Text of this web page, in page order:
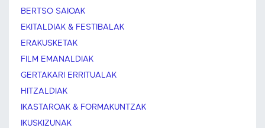
BERTSO SAIOAK
EKITALDIAK & FESTIBALAK
ERAKUSKETAK
FILM EMANALDIAK
GERTAKARI ERRITUALAK
HITZALDIAK
IKASTAROAK & FORMAKUNTZAK
IKUSKIZUNAK